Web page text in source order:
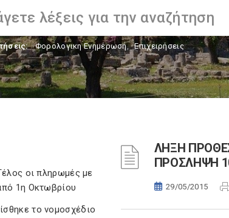
Φορολογικη Ενημέρωση, Επιχειρήσεις
οι πληρωμές με
1η Οκτωβρίου
το νομοσχέδιο
ΛΗΞΗ
ΠΡΟΣΛΗΨΗ
29/05/2015